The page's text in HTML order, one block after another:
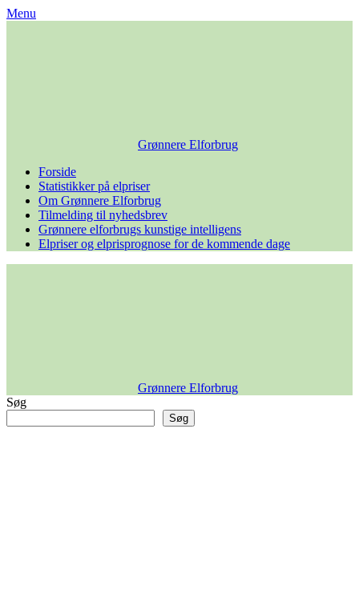
Skip
Menu
Grønnere Elforbrug
Forside
Statistikker på elpriser
Om Grønnere Elforbrug
Tilmelding til nyhedsbrev
Grønnere elforbrugs kunstige intelligens
Elpriser og elprisprognose for de kommende dage
Grønnere Elforbrug
Søg
Søg